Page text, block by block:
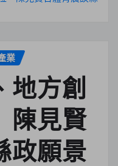
業
地方創
見賢
政願景